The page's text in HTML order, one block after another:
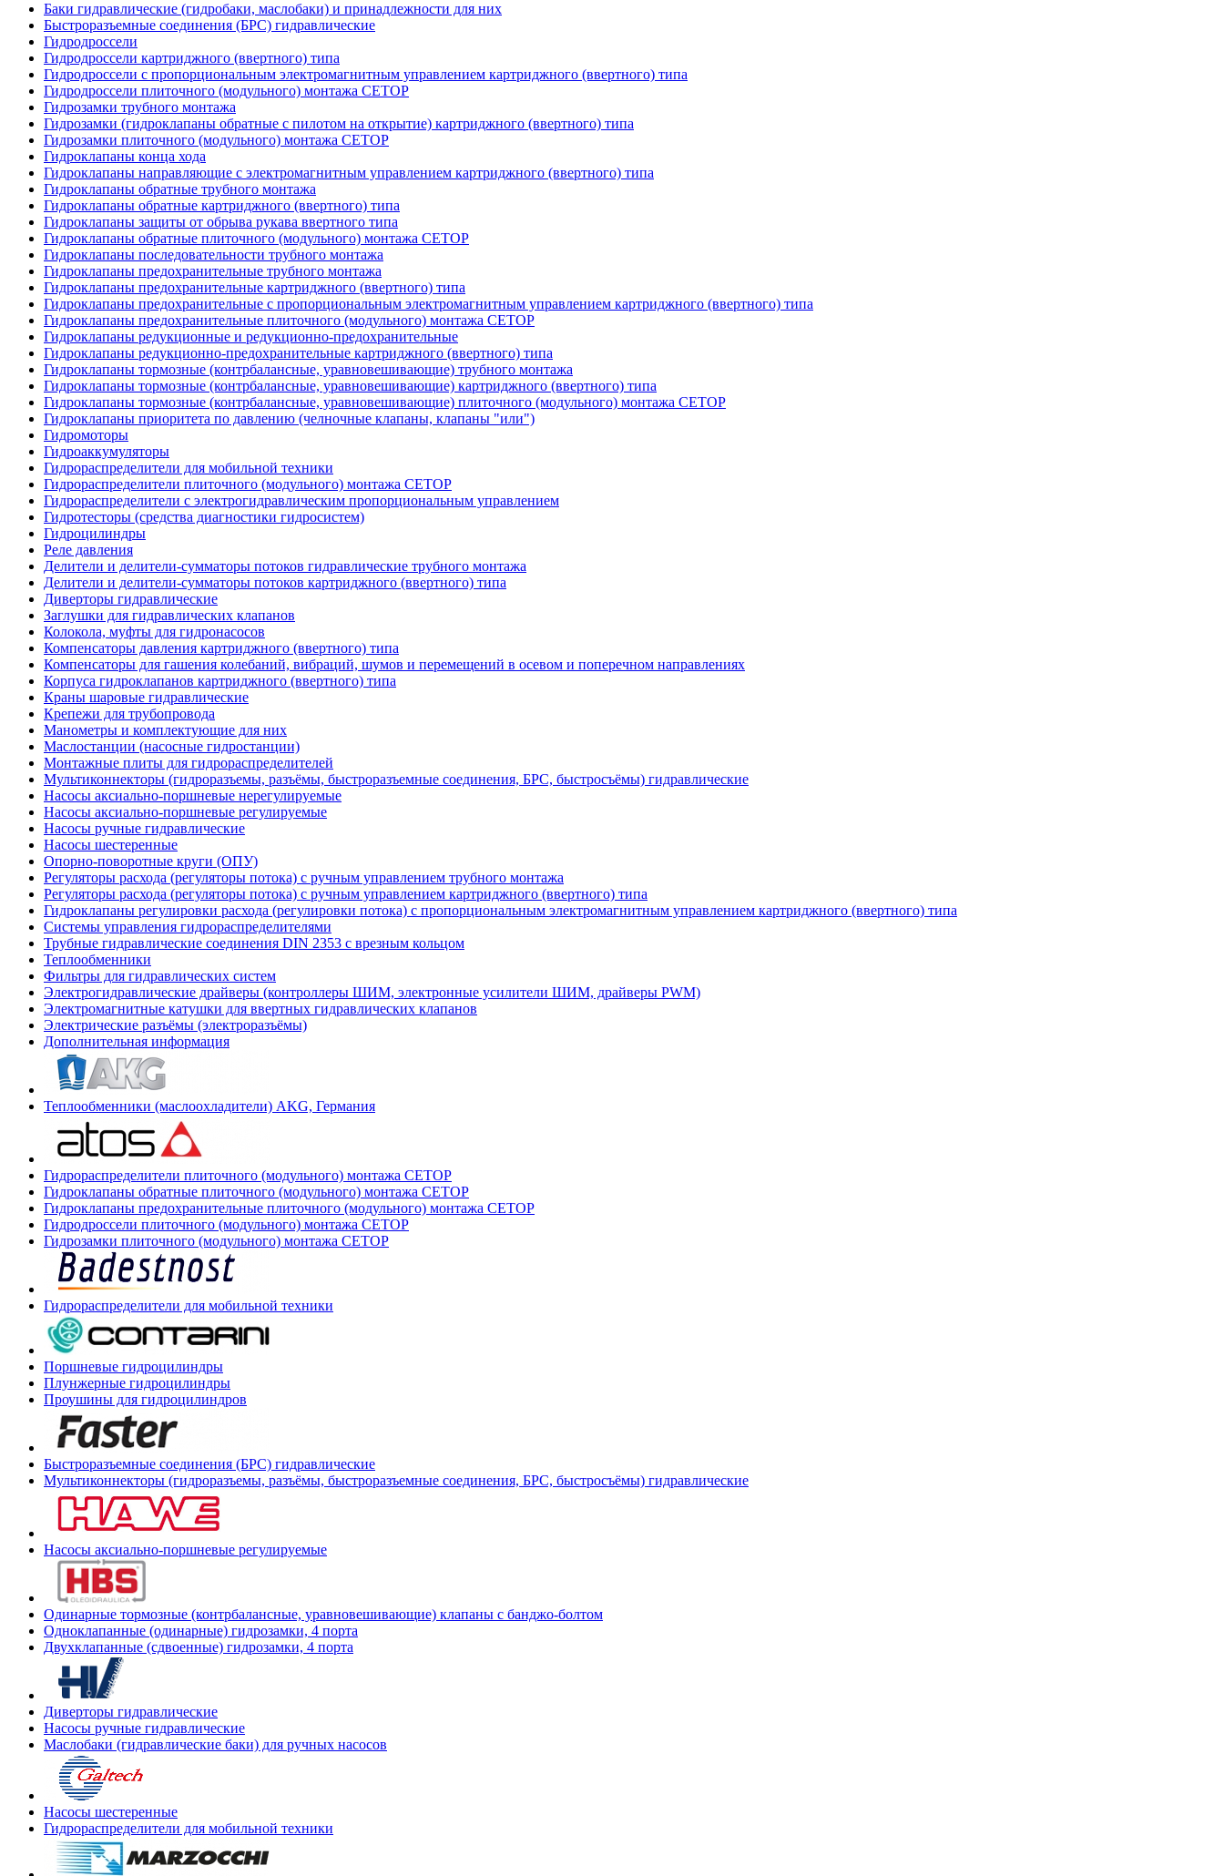
Баки гидравлические (гидробаки, маслобаки) и принадлежности для них
Быстроразъемные соединения (БРС) гидравлические
Гидродроссели
Гидродроссели картриджного (ввертного) типа
Гидродроссели с пропорциональным электромагнитным управлением картриджного (ввертного) типа
Гидродроссели плиточного (модульного) монтажа CETOP
Гидрозамки трубного монтажа
Гидрозамки (гидроклапаны обратные с пилотом на открытие) картриджного (ввертного) типа
Гидрозамки плиточного (модульного) монтажа CETOP
Гидроклапаны конца хода
Гидроклапаны направляющие с электромагнитным управлением картриджного (ввертного) типа
Гидроклапаны обратные трубного монтажа
Гидроклапаны обратные картриджного (ввертного) типа
Гидроклапаны защиты от обрыва рукава ввертного типа
Гидроклапаны обратные плиточного (модульного) монтажа CETOP
Гидроклапаны последовательности трубного монтажа
Гидроклапаны предохранительные трубного монтажа
Гидроклапаны предохранительные картриджного (ввертного) типа
Гидроклапаны предохранительные с пропорциональным электромагнитным управлением картриджного (ввертного) типа
Гидроклапаны предохранительные плиточного (модульного) монтажа CETOP
Гидроклапаны редукционные и редукционно-предохранительные
Гидроклапаны редукционно-предохранительные картриджного (ввертного) типа
Гидроклапаны тормозные (контрбалансные, уравновешивающие) трубного монтажа
Гидроклапаны тормозные (контрбалансные, уравновешивающие) картриджного (ввертного) типа
Гидроклапаны тормозные (контрбалансные, уравновешивающие) плиточного (модульного) монтажа CETOP
Гидроклапаны приоритета по давлению (челночные клапаны, клапаны "или")
Гидромоторы
Гидроаккумуляторы
Гидрораспределители для мобильной техники
Гидрораспределители плиточного (модульного) монтажа СЕТОР
Гидрораспределители с электрогидравлическим пропорциональным управлением
Гидротесторы (средства диагностики гидросистем)
Гидроцилиндры
Реле давления
Делители и делители-сумматоры потоков гидравлические трубного монтажа
Делители и делители-сумматоры потоков картриджного (ввертного) типа
Диверторы гидравлические
Заглушки для гидравлических клапанов
Колокола, муфты для гидронасосов
Компенсаторы давления картриджного (ввертного) типа
Компенсаторы для гашения колебаний, вибраций, шумов и перемещений в осевом и поперечном направлениях
Корпуса гидроклапанов картриджного (ввертного) типа
Краны шаровые гидравлические
Крепежи для трубопровода
Манометры и комплектующие для них
Маслостанции (насосные гидростанции)
Монтажные плиты для гидрораспределителей
Мультиконнекторы (гидроразъемы, разъёмы, быстроразъемные соединения, БРС, быстросъёмы) гидравлические
Насосы аксиально-поршневые нерегулируемые
Насосы аксиально-поршневые регулируемые
Насосы ручные гидравлические
Насосы шестеренные
Опорно-поворотные круги (ОПУ)
Регуляторы расхода (регуляторы потока) с ручным управлением трубного монтажа
Регуляторы расхода (регуляторы потока) с ручным управлением картриджного (ввертного) типа
Гидроклапаны регулировки расхода (регулировки потока) с пропорциональным электромагнитным управлением картриджного (ввертного) типа
Системы управления гидрораспределителями
Трубные гидравлические соединения DIN 2353 с врезным кольцом
Теплообменники
Фильтры для гидравлических систем
Электрогидравлические драйверы (контроллеры ШИМ, электронные усилители ШИМ, драйверы PWM)
Электромагнитные катушки для ввертных гидравлических клапанов
Электрические разъёмы (электроразъёмы)
Дополнительная информация
Теплообменники (маслоохладители) AKG, Германия
Гидрораспределители плиточного (модульного) монтажа СЕТОР
Гидроклапаны обратные плиточного (модульного) монтажа CETOP
Гидроклапаны предохранительные плиточного (модульного) монтажа CETOP
Гидродроссели плиточного (модульного) монтажа CETOP
Гидрозамки плиточного (модульного) монтажа CETOP
Гидрораспределители для мобильной техники
Поршневые гидроцилиндры
Плунжерные гидроцилиндры
Проушины для гидроцилиндров
Быстроразъемные соединения (БРС) гидравлические
Мультиконнекторы (гидроразъемы, разъёмы, быстроразъемные соединения, БРС, быстросъёмы) гидравлические
Насосы аксиально-поршневые регулируемые
Одинарные тормозные (контрбалансные, уравновешивающие) клапаны с банджо-болтом
Одноклапанные (одинарные) гидрозамки, 4 порта
Двухклапанные (сдвоенные) гидрозамки, 4 порта
Диверторы гидравлические
Насосы ручные гидравлические
Маслобаки (гидравлические баки) для ручных насосов
Насосы шестеренные
Гидрораспределители для мобильной техники